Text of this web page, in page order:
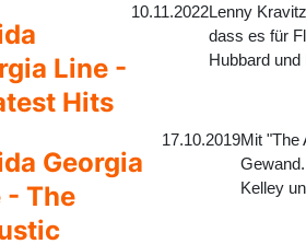
Line -
Hits
10.11.2022Lenny
dass es für
Hubbard und
Georgia
- The
17.10.2019Mit "The
Kelley